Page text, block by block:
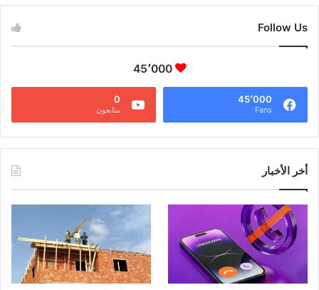
Follow Us
45٬000
45٬000
Fans
0
متابعون
أخر الأخبار